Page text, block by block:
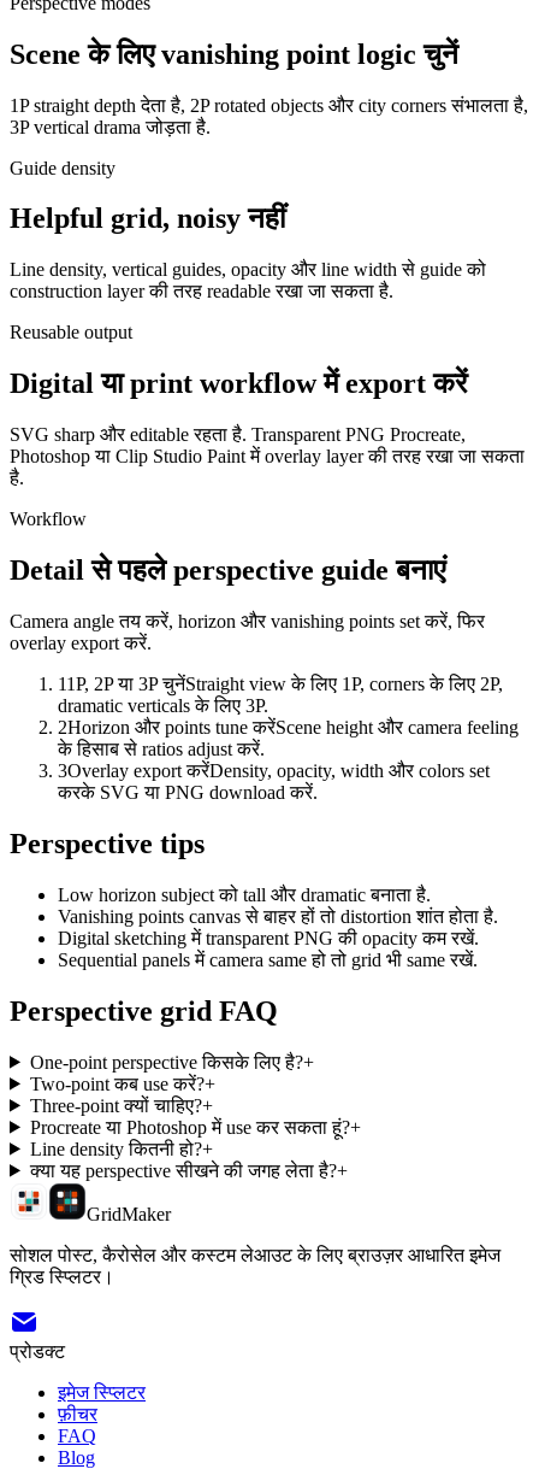
Scene के लिए vanishing point logic चुनें
1P straight depth देता है, 2P rotated objects और city corners संभालता है,
3P vertical drama जोड़ता है.
Guide density
Helpful grid, noisy नहीं
Line density, vertical guides, opacity और line width से guide को
construction layer की तरह readable रखा जा सकता है.
Reusable output
Digital या print workflow में export करें
SVG sharp और editable रहता है. Transparent PNG Procreate,
Photoshop या Clip Studio Paint में overlay layer की तरह रखा जा सकता
है.
Workflow
Detail से पहले perspective guide बनाएं
Camera angle तय करें, horizon और vanishing points set करें, फिर
overlay export करें.
11P, 2P या 3P चुनेंStraight view के लिए 1P, corners के लिए 2P,
dramatic verticals के लिए 3P.
2Horizon और points tune करेंScene height और camera feeling
के हिसाब से ratios adjust करें.
3Overlay export करेंDensity, opacity, width और colors set
करके SVG या PNG download करें.
Perspective tips
Low horizon subject को tall और dramatic बनाता है.
Vanishing points canvas से बाहर हों तो distortion शांत होता है.
Digital sketching में transparent PNG की opacity कम रखें.
Sequential panels में camera same हो तो grid भी same रखें.
Perspective grid FAQ
One-point perspective किसके लिए है?+
Two-point कब use करें?+
Three-point क्यों चाहिए?+
Procreate या Photoshop में use कर सकता हूं?+
Line density कितनी हो?+
क्या यह perspective सीखने की जगह लेता है?+
GridMaker
सोशल पोस्ट, कैरोसेल और कस्टम लेआउट के लिए ब्राउज़र आधारित इमेज
ग्रिड स्प्लिटर।
प्रोडक्ट
इमेज स्प्लिटर
फ़ीचर
FAQ
Blog